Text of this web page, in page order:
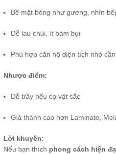
Bề mặt bóng như gương, nhìn
Dễ lau chùi, ít bám bụi
Phù hợp căn hộ diện tích nhỏ
Nhược điểm:
Dễ trầy nếu cọ vật sắc
Giá thành cao hơn Laminate,
Lời khuyên:
Nếu bạn thích phong cách hiện